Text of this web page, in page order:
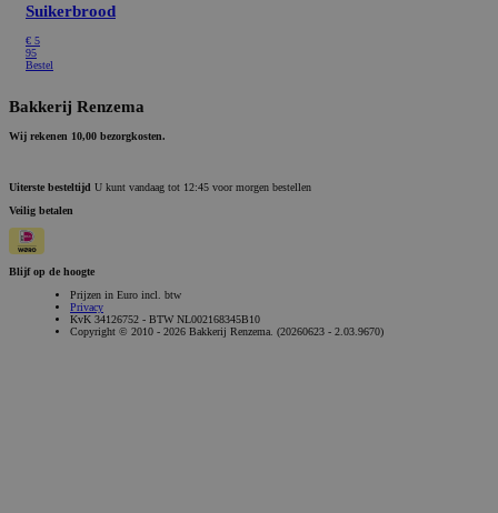
Suikerbrood
€ 5
95
Bestel
Bakkerij Renzema
Wij rekenen 10,00 bezorgkosten.
Uiterste besteltijd U kunt vandaag tot 12:45 voor morgen bestellen
Veilig betalen
Blijf op de hoogte
Prijzen in Euro incl. btw
Privacy
KvK 34126752 - BTW NL002168345B10
Copyright © 2010 - 2026 Bakkerij Renzema. (20260623 - 2.03.9670)